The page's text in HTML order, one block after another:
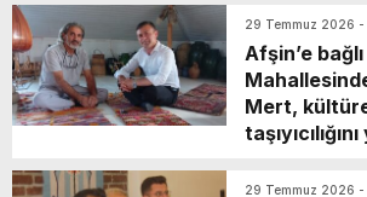
29 Temmuz 2026 -
Afşin’e
Mert,
29 Temmuz 2026 -